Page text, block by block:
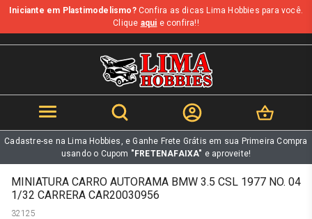
b
Iniciante em Plastimodelismo?Confira as dicas Lima Hobbies para você.
Clique aqui e confira!!
Cadastre-se na Lima Hobbies, e Ganhe Frete Grátis em sua Primeira Compra
usando o Cupom "FRETENAFAIXA" e aproveite!
MINIATURA CARRO AUTORAMA BMW 3.5 CSL 1977 NO. 04
1/32 CARRERA CAR20030956
32125